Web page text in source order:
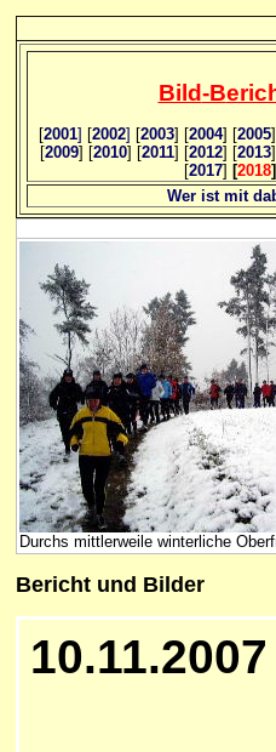
Bild-B
[2001] [2002] [2003] [2004] [2005
[2009] [2010] [2011] [2012] [2013
[2017] [2018]
Wer ist mit
Durchs mittlerweile winterliche
Bericht und Bilder
10.11